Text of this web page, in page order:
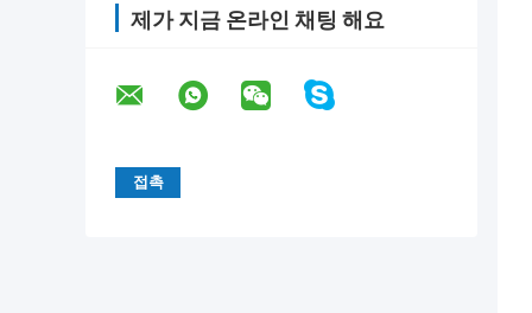
제가 지금 온라인 채팅 해요